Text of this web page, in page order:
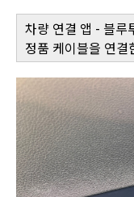
차량 연결 앱 - 블루
정품 케이블을 연결